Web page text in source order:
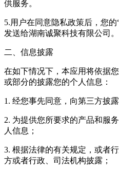
供服务。
5.用户在同意隐私政策后，您
发送给湖南诚聚科技有限公司。
二、信息披露
在如下情况下，本应用将依据
或部分的披露您的个人信息：
1. 经您事先同意，向第三方披露
2. 为提供您所要求的产品和服
人信息；
3. 根据法律的有关规定，或者
方或者行政、司法机构披露；